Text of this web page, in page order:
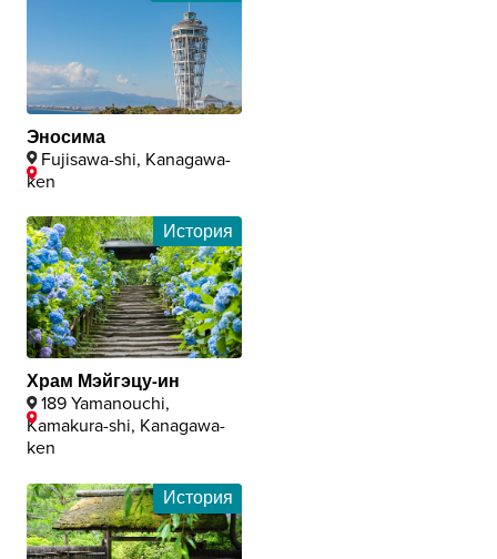
Эносима
Fujisawa-shi, Kanagawa-
ken
История
Храм Мэйгэцу-ин
189 Yamanouchi,
Kamakura-shi, Kanagawa-
ken
История